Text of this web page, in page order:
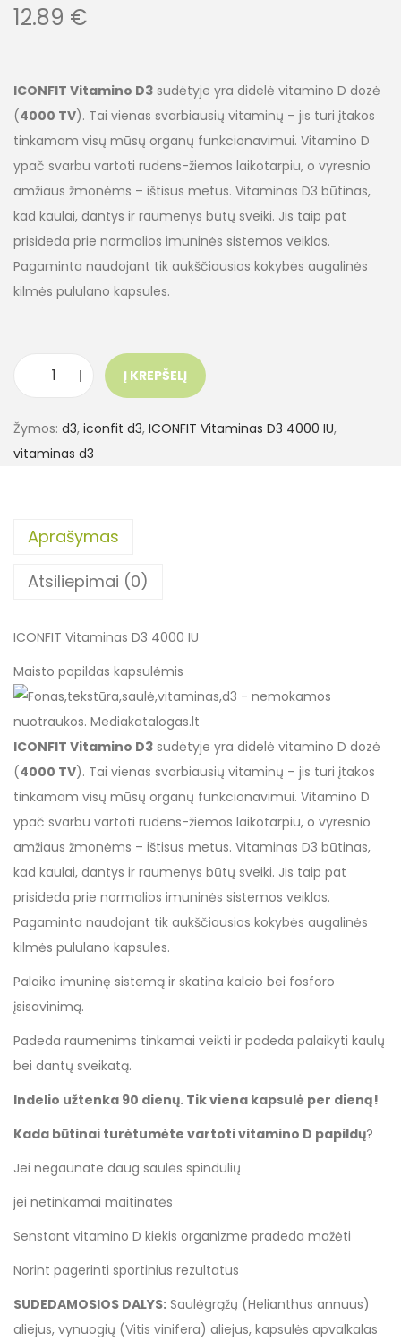
12.89 €
ICONFIT Vitamino D3 sudėtyje yra didelė vitamino D dozė
(4000 TV). Tai vienas svarbiausių vitaminų – jis turi įtakos
tinkamam visų mūsų organų funkcionavimui. Vitamino D
ypač svarbu vartoti rudens-žiemos laikotarpiu, o vyresnio
amžiaus žmonėms – ištisus metus. Vitaminas D3 būtinas,
kad kaulai, dantys ir raumenys būtų sveiki. Jis taip pat
prisideda prie normalios imuninės sistemos veiklos.
Pagaminta naudojant tik aukščiausios kokybės augalinės
kilmės pululano kapsules.
Į KREPŠELĮ
Žymos: d3, iconfit d3, ICONFIT Vitaminas D3 4000 IU,
vitaminas d3
Aprašymas
Atsiliepimai (0)
ICONFIT Vitaminas D3 4000 IU
Maisto papildas kapsulėmis
ICONFIT Vitamino D3 sudėtyje yra didelė vitamino D dozė
(4000 TV). Tai vienas svarbiausių vitaminų – jis turi įtakos
tinkamam visų mūsų organų funkcionavimui. Vitamino D
ypač svarbu vartoti rudens-žiemos laikotarpiu, o vyresnio
amžiaus žmonėms – ištisus metus. Vitaminas D3 būtinas,
kad kaulai, dantys ir raumenys būtų sveiki. Jis taip pat
prisideda prie normalios imuninės sistemos veiklos.
Pagaminta naudojant tik aukščiausios kokybės augalinės
kilmės pululano kapsules.
Palaiko imuninę sistemą ir skatina kalcio bei fosforo
įsisavinimą.
Padeda raumenims tinkamai veikti ir padeda palaikyti kaulų
bei dantų sveikatą.
Indelio užtenka 90 dienų. Tik viena kapsulė per dieną!
Kada būtinai turėtumėte vartoti vitamino D papildų?
Jei negaunate daug saulės spindulių
jei netinkamai maitinatės
Senstant vitamino D kiekis organizme pradeda mažėti
Norint pagerinti sportinius rezultatus
SUDEDAMOSIOS DALYS: Saulėgrąžų (Helianthus annuus)
aliejus, vynuogių (Vitis vinifera) aliejus, kapsulės apvalkalas